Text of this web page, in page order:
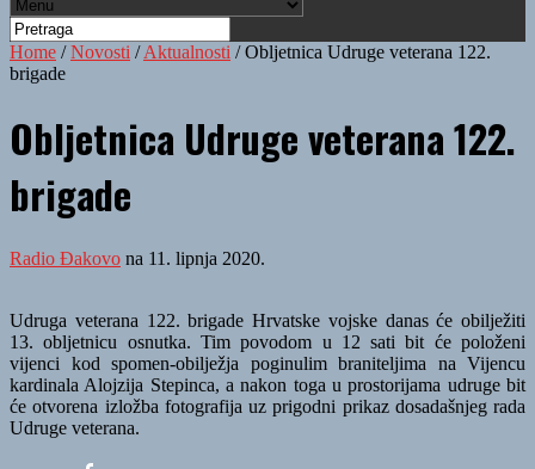
Home /Novosti /Aktualnosti /Obljetnica Udruge veterana 122.
brigade
Obljetnica Udruge veterana 122.
brigade
Radio Đakovo na 11. lipnja 2020.
Udruga veterana 122. brigade Hrvatske vojske danas će obilježiti
13. obljetnicu osnutka. Tim povodom u 12 sati bit će položeni
vijenci kod spomen-obilježja poginulim braniteljima na Vijencu
kardinala Alojzija Stepinca, a nakon toga u prostorijama udruge bit
će otvorena izložba fotografija uz prigodni prikaz dosadašnjeg rada
Udruge veterana.